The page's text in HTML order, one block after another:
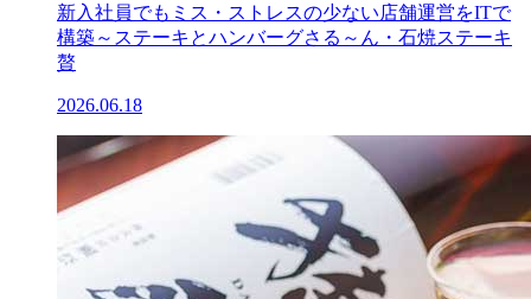
新入社員でもミス・ストレスの少ない店舗運営をITで
構築～ステーキとハンバーグさる～ん・石焼ステーキ
贅
2026.06.18